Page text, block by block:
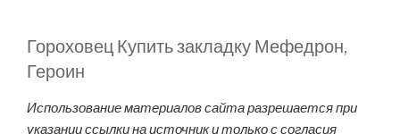
Гороховец Купить закладку Мефедрон,
Героин
Использование материалов сайта разрешается при
указании ссылки на источник и только с согласия